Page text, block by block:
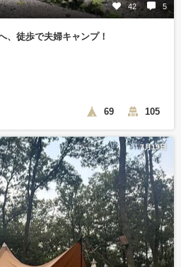
42 5
、徒歩で夫婦キャンプ！
69 105
7月19日